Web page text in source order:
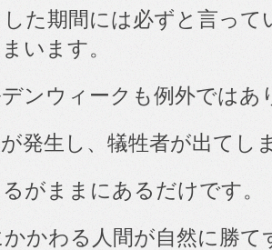
た期間には必ずと言っ
います。
ンウィークも例外ではあ
発生し、犠牲者が出てし
がままにあるだけです。
かわる人間が自然に勝